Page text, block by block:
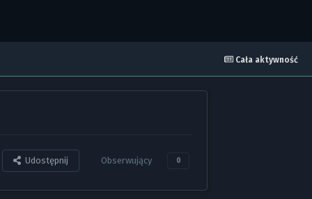
Cała aktywność
Udostępnij Obserwujący 0